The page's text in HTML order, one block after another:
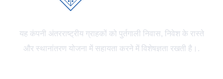
यह कंपनी अंतरराष्ट्रीय ग्राहकों को पुर्तगाली निवास, निवेश के रास्ते
और स्थानांतरण योजना में सहायता करने में विशेषज्ञता रखती है।.